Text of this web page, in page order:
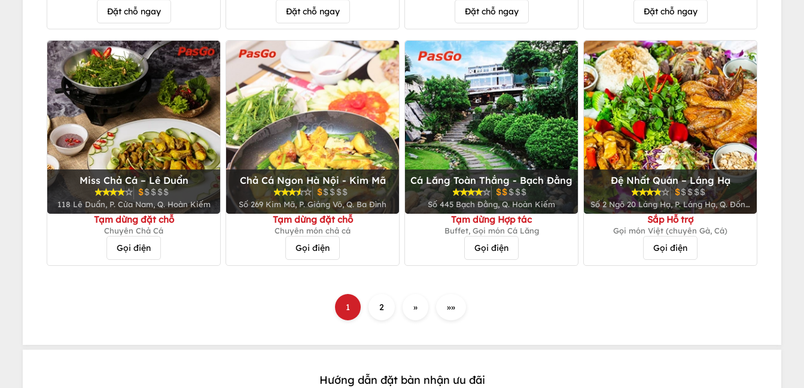
Đặt chỗ ngay Đặt chỗ ngay Đặt chỗ ngay Đặt chỗ ngay
Miss Chả Cá – Lê Duẩn
118 Lê Duẩn, P. Cửa Nam, Q. Hoàn Kiếm
Tạm dừng đặt chỗ
Chuyên Chả Cá
Gọi điện
Chả Cá Ngon Hà Nội - Kim Mã
Số 269 Kim Mã, P. Giảng Võ, Q. Ba Đình
Tạm dừng đặt chỗ
Chuyên món chả cá
Gọi điện
Cá Lăng Toàn Thắng - Bạch Đằng
Số 445 Bạch Đằng, Q. Hoàn Kiếm
Tạm dừng Hợp tác
Buffet, Gọi món Cá Lăng
Gọi điện
Đệ Nhất Quán – Láng Hạ
Số 2 Ngõ 20 Láng Hạ, P. Láng Hạ, Q. Đống
Đa
Sắp Hỗ trợ
Gọi món Việt (chuyên Gà, Cá)
Gọi điện
1 2 » »»
Hướng dẫn đặt bàn nhận ưu đãi